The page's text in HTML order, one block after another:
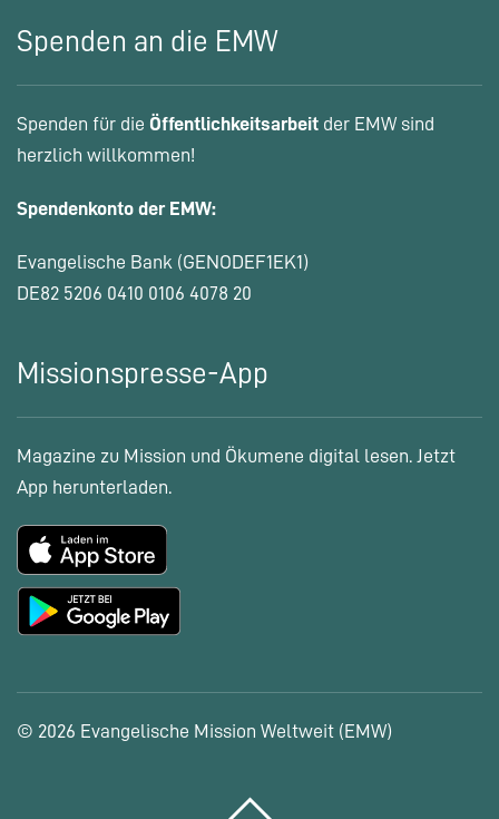
Spenden an die EMW
Spenden für die Öffentlichkeitsarbeit der EMW sind
herzlich willkommen!
Spendenkonto der EMW:
Evangelische Bank (GENODEF1EK1)
DE82 5206 0410 0106 4078 20
Missionspresse-App
Magazine zu Mission und Ökumene digital lesen. Jetzt
App herunterladen.
© 2026 Evangelische Mission Weltweit (EMW)